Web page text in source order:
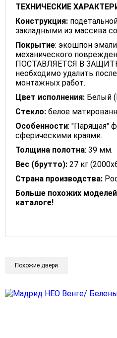
ТЕХНИЧЕСКИЕ
Конструкция:
закладными из массива
Покрытие: экошпон
механического
ПОСТАВЛЯЕТСЯ В
необходимо удалить
монтажных работ.
Цвет исполнения: Белый
Стекло: белое
Особенности: "Парящая"
сферическими краями.
Толщина полотна: 39 мм.
Вес (брутто): 27 кг
Страна производства:
Больше похожих
каталоге!
Похожие двери